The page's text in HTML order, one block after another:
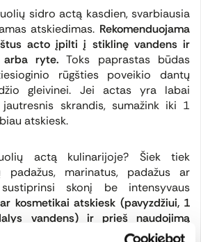
sidro actą kasdien, svarbiausia
atskiedimas. Rekomenduojama
acto įpilti į stiklinę vandens ir
arba ryte.Toks paprastas būdas
rūgšties poveikio dantų
gleivinei. Jei actas yra labai
skrandis, sumažink iki 1
atskiesk.
actą kulinarijoje? Šiek tiek
marinatus, padažus ar
skonį be intensyvaus
kosmetikai atskiesk (pavyzdžiui, 1
vandens) ir prieš naudojimą
odos ploto.